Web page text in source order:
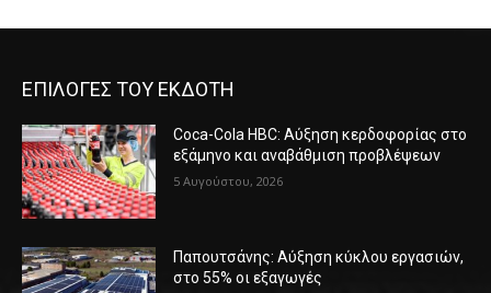
ΕΠΙΛΟΓΕΣ ΤΟΥ ΕΚΔΟΤΗ
Coca-Cola HBC: Αύξηση κερδοφορίας στο
εξάμηνο και αναβάθμιση προβλέψεων
5 Αυγούστου, 2026
Παπουτσάνης: Αύξηση κύκλου εργασιών,
στο 55% οι εξαγωγές